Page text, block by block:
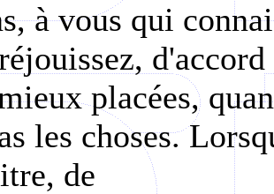
à vous qui
placées,
les choses.
de